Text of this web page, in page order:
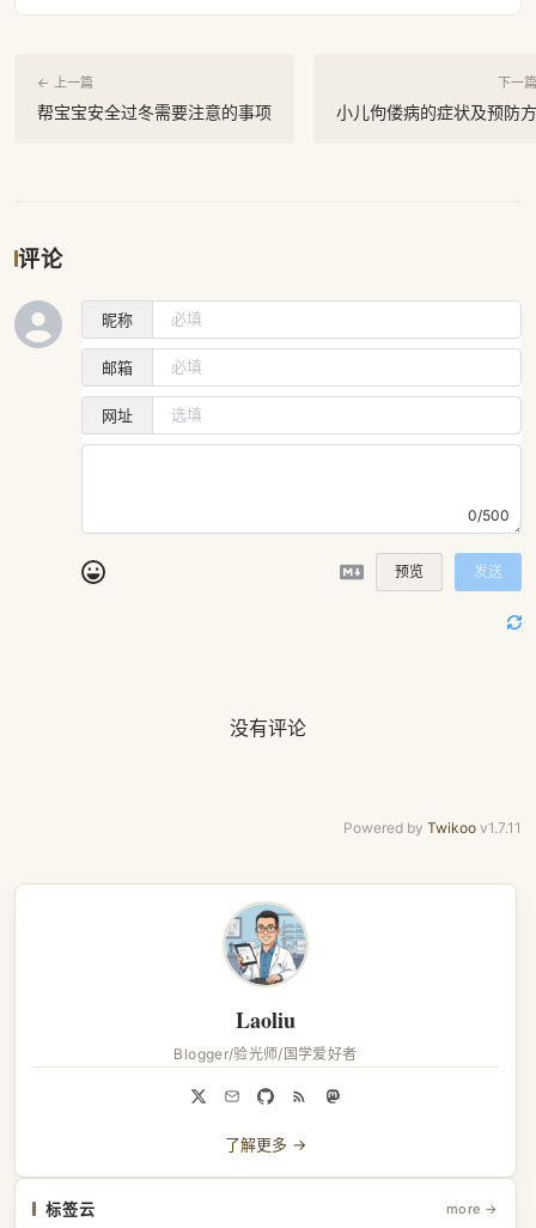
← 上一篇
帮宝宝安全过冬需要注意的事项
下一
小儿佝偻病的症状及预防
评论
昵称
邮箱
网址
0/500
预览 发送
没有评论
Powered by Twikoo v1.7.11
Laoliu
Blogger/验光师/国学爱好者
了解更多 →
标签云 more →